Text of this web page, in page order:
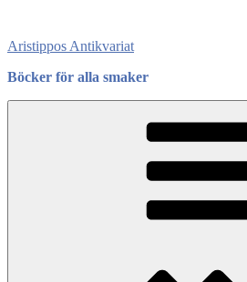
content
Aristippos Antikvariat
Böcker för alla smaker